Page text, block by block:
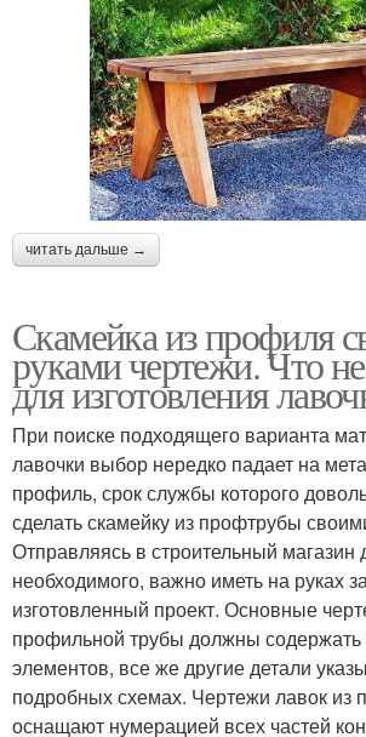
читать дальше →
Скамейка из профиля
руками чертежи. Что
для изготовления
При поиске подходящего варианта
лавочки выбор нередко падает на
профиль, срок службы которого
сделать скамейку из профтрубы
Отправляясь в строительный магазин
необходимого, важно иметь на руках
изготовленный проект. Основные
профильной трубы должны
элементов, все же другие детали
подробных схемах. Чертежи лавок из
оснащают нумерацией всех частей